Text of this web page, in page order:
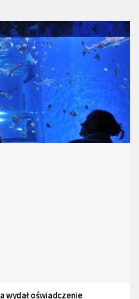
wydał oświadczenie